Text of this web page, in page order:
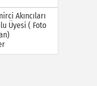
Öğretmen